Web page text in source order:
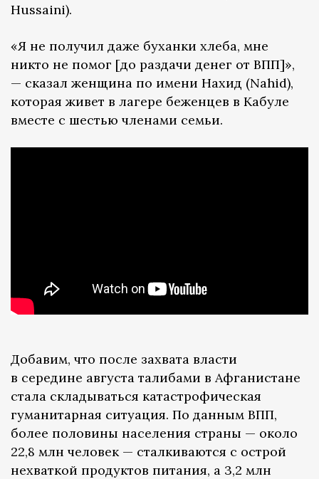
Hussaini).
«Я не получил даже буханки хлеба, мне
никто не помог [до раздачи денег от ВПП]»,
— сказал женщина по имени Нахид (Nahid),
которая живет в лагере беженцев в Кабуле
вместе с шестью членами семьи.
Добавим, что после захвата власти
в середине августа талибами в Афганистане
стала складываться катастрофическая
гуманитарная ситуация. По данным ВПП,
более половины населения страны — около
22,8 млн человек — сталкиваются с острой
нехваткой продуктов питания, а 3,2 млн